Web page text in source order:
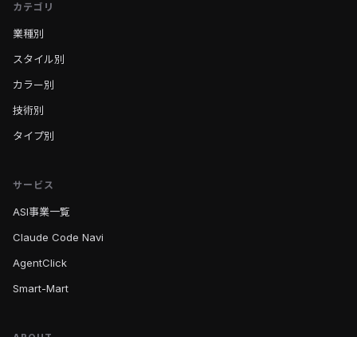
カテゴリ
業種別
スタイル別
カラー別
技術別
タイプ別
サービス
ASI事業一覧
Claude Code Navi
AgentClick
Smart-Mart